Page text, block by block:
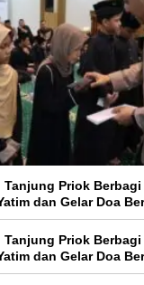
Tanjung Priok
dan Gelar Doa
Tanjung Priok
dan Gelar Doa